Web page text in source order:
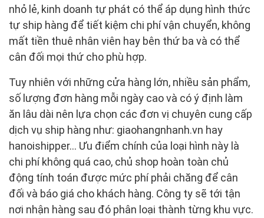
nhỏ lẻ, kinh doanh tự phát có thể áp dụng hình thức
tự ship hàng để tiết kiệm chi phí vận chuyển, không
mất tiền thuê nhân viên hay bên thứ ba và có thể
cân đối mọi thứ cho phù hợp.
Tuy nhiên với những cửa hàng lớn, nhiều sản phẩm,
số lượng đơn hàng mỗi ngày cao và có ý định làm
ăn lâu dài nên lựa chọn các đơn vị chuyên cung cấp
dịch vụ ship hàng như: giaohangnhanh.vn hay
hanoishipper… Ưu điểm chính của loại hình này là
chi phí không quá cao, chủ shop hoàn toàn chủ
động tính toán được mức phí phải chăng để cân
đối và báo giá cho khách hàng. Công ty sẽ tới tận
nơi nhận hàng sau đó phân loại thành từng khu vực.